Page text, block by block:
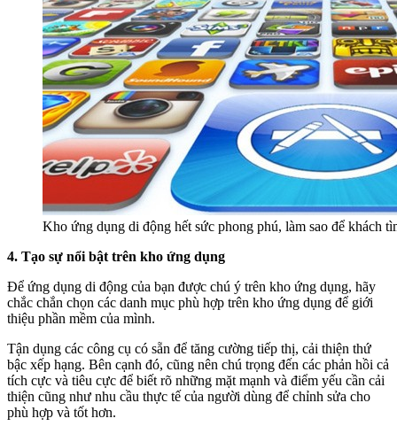
Kho ứng dụng di động hết sức phong phú, làm sao để khách
4. Tạo sự nổi bật trên kho ứng dụng
Để ứng dụng di động của bạn được chú ý trên kho ứng dụng, hãy
chắc chắn chọn các danh mục phù hợp trên kho ứng dụng để giới
thiệu phần mềm của mình.
Tận dụng các công cụ có sẵn để tăng cường tiếp thị, cải thiện thứ
bậc xếp hạng. Bên cạnh đó, cũng nên chú trọng đến các phản hồi cả
tích cực và tiêu cực để biết rõ những mặt mạnh và điểm yếu cần cải
thiện cũng như nhu cầu thực tế của người dùng để chỉnh sửa cho
phù hợp và tốt hơn.